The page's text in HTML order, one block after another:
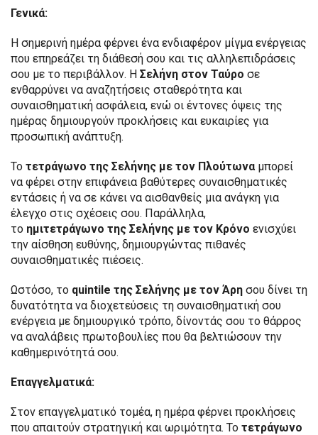
Γενικά:
Η σημερινή ημέρα φέρνει ένα ενδιαφέρον μίγμα ενέργειας
που επηρεάζει τη διάθεσή σου και τις αλληλεπιδράσεις
σου με το περιβάλλον. Η Σελήνη στον Ταύρο σε
ενθαρρύνει να αναζητήσεις σταθερότητα και
συναισθηματική ασφάλεια, ενώ οι έντονες όψεις της
ημέρας δημιουργούν προκλήσεις και ευκαιρίες για
προσωπική ανάπτυξη.
Το τετράγωνο της Σελήνης με τον Πλούτωναμπορεί
να φέρει στην επιφάνεια βαθύτερες συναισθηματικές
εντάσεις ή να σε κάνει να αισθανθείς μια ανάγκη για
έλεγχο στις σχέσεις σου. Παράλληλα,
το ημιτετράγωνο της Σελήνης με τον Κρόνο ενισχύει
την αίσθηση ευθύνης, δημιουργώντας πιθανές
συναισθηματικές πιέσεις.
Ωστόσο, το quintile της Σελήνης με τον Άρη σου δίνει τη
δυνατότητα να διοχετεύσεις τη συναισθηματική σου
ενέργεια με δημιουργικό τρόπο, δίνοντάς σου το θάρρος
να αναλάβεις πρωτοβουλίες που θα βελτιώσουν την
καθημερινότητά σου.
Επαγγελματικά:
Στον επαγγελματικό τομέα, η ημέρα φέρνει προκλήσεις
που απαιτούν στρατηγική και ωριμότητα. Το τετράγωνο